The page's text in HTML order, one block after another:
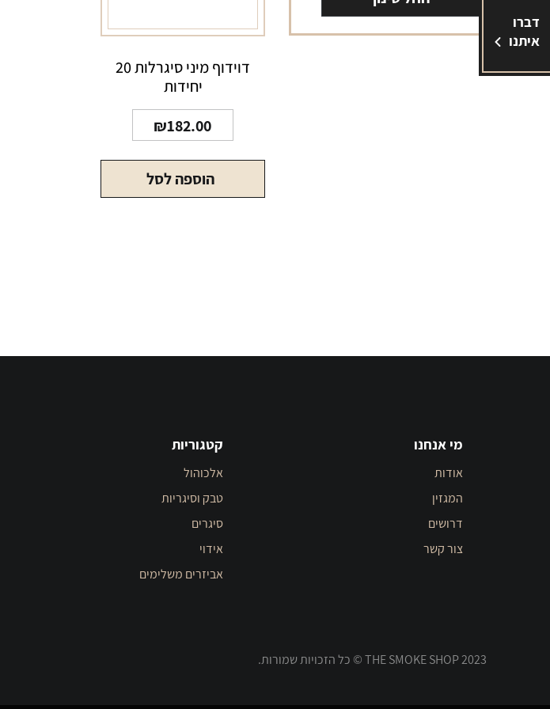
דברו
איתנו
דוידוף מיני סיגרלות 20
יחידות
₪182.00
הוספה לסל
מי אנחנו
אודות
המגזין
דרושים
צור קשר
קטגוריות
אלכוהול
טבק וסיגריות
סיגרים
אידוי
אביזרים משלימים
THE SMOKE SHOP 2023 © כל הזכויות שמורות.